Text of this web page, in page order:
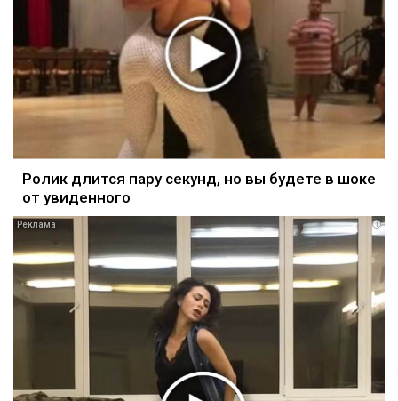
Ролик длится пару секунд, но вы будете в шоке
от увиденного
i